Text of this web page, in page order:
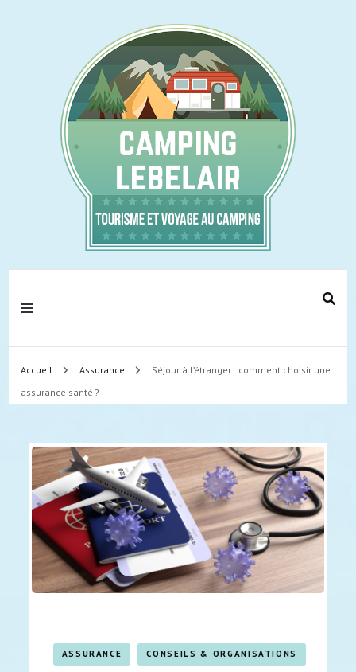
camping-lebelair.fr
Tourisme et voyage au camping !
Accueil Assurance
Séjour à l’étranger : comment choisir une
assurance santé ?
ASSURANCE CONSEILS & ORGANISATIONS